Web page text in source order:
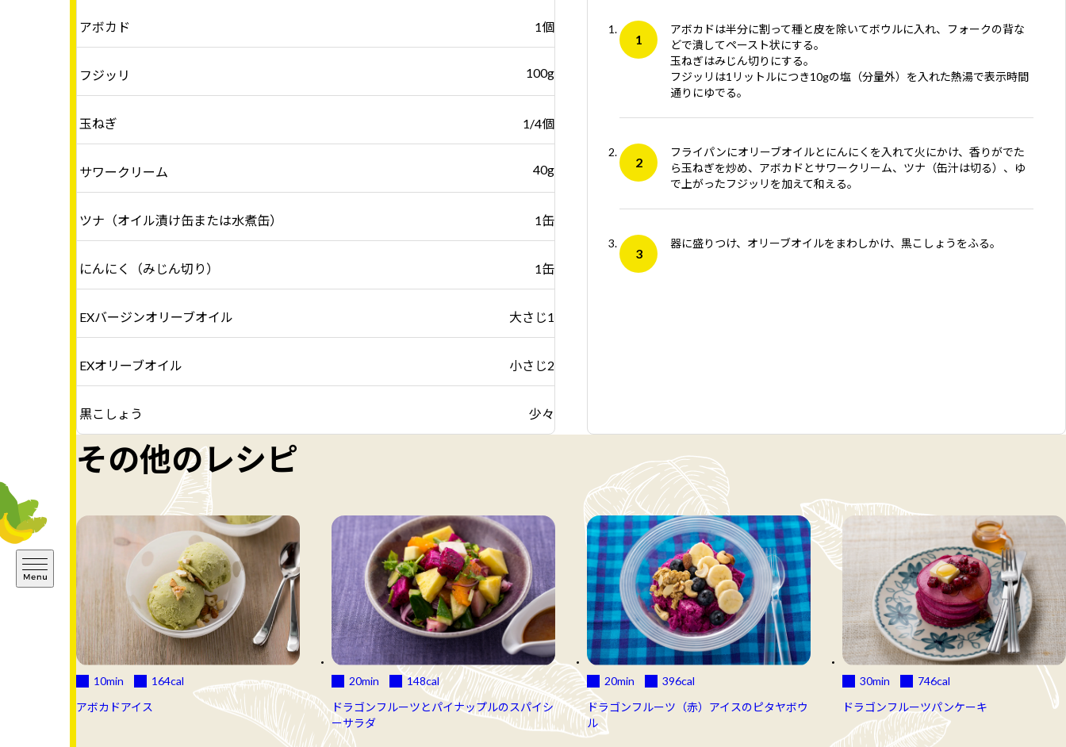
アボカド 1個
フジッリ 100g
玉ねぎ 1/4個
サワークリーム 40g
ツナ（オイル漬け缶または水煮缶） 1缶
にんにく（みじん切り） 1缶
EXバージンオリーブオイル 大さじ1
EXオリーブオイル 小さじ2
黒こしょう 少々
アボカドは半分に割って種と皮を除いてボウルに入れ、フォークの背な
どで潰してペースト状にする。
玉ねぎはみじん切りにする。
フジッリは1リットルにつき10gの塩（分量外）を入れた熱湯で表示時間
通りにゆでる。
フライパンにオリーブオイルとにんにくを入れて火にかけ、香りがでた
ら玉ねぎを炒め、アボカドとサワークリーム、ツナ（缶汁は切る）、ゆ
で上がったフジッリを加えて和える。
器に盛りつけ、オリーブオイルをまわしかけ、黒こしょうをふる。
その他のレシピ
10min 164cal
アボカドアイス
20min 148cal
ドラゴンフルーツとパイナップルのスパイシ
ーサラダ
20min 396cal
ドラゴンフルーツ（赤）アイスのピタヤボウ
ル
30min 746cal
ドラゴンフルーツパンケーキ